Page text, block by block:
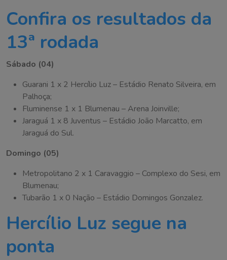
Confira os resultados da
13ª rodada
Sábado (04)
Guarani 1 x 2 Hercílio Luz – Estádio Renato Silveira, em
Palhoça;
Fluminense 1 x 1 Blumenau – Arena Joinville;
Jaraguá 1 x 8 Juventus – Estádio João Marcatto, em
Jaraguá do Sul.
Domingo (05)
Metropolitano 2 x 1 Caravaggio – Complexo do Sesi, em
Blumenau;
Tubarão 1 x 0 Nação – Estádio Domingos Gonzalez.
Hercílio Luz segue na
ponta